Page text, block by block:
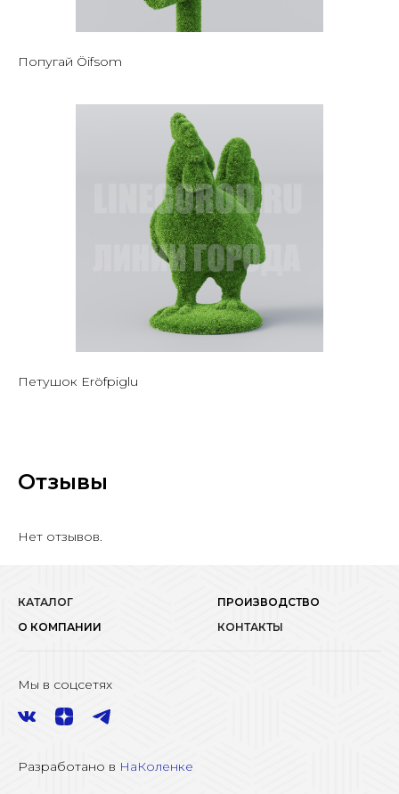
Попугай Öifsom
Петушок Eröfpiglu
Отзывы
Нет отзывов.
КАТАЛОГ
ПРОИЗВОДСТВО
О КОМПАНИИ
КОНТАКТЫ
Мы в соцсетях
Разработано в НаКоленке